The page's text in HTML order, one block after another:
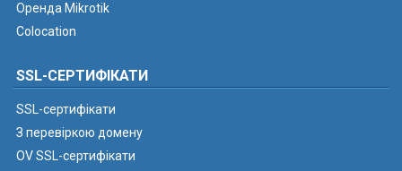
Оренда Mikrotik
Colocation
SSL-СЕРТИФІКАТИ
SSL-сертифікати
З перевіркою домену
OV SSL-сертифікати